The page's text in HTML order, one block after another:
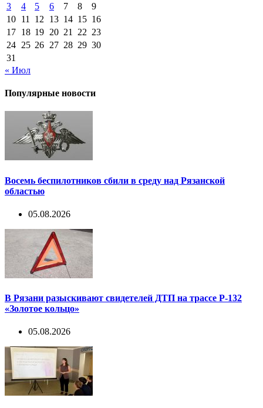
3
4 5 6 7 8
9
10 11 12 13 14 15 16
17 18 19 20 21 22 23
24 25 26 27 28 29 30
31
« Июл
Популярные новости
Восемь беспилотников сбили в среду над Рязанской
областью
05.08.2026
В Рязани разыскивают свидетелей ДТП на трассе Р-132
«Золотое кольцо»
05.08.2026